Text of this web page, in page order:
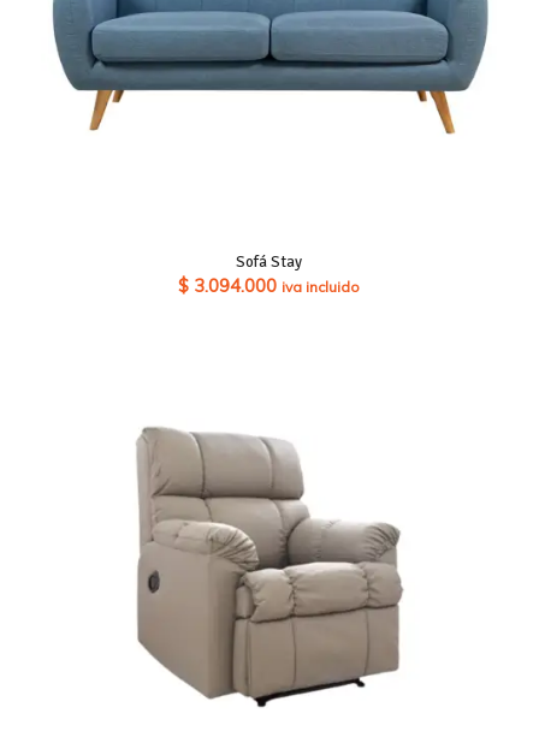
Sofá Stay
$ 3.094.000 iva incluido